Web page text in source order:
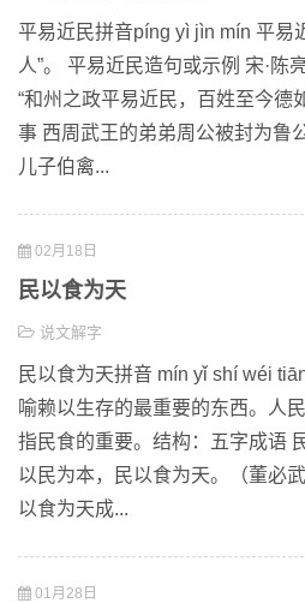
平易近民拼音píng yì jìn mín 平易
人”。 平易近民造句或示例 宋·陈
“和州之政平易近民，百姓至今德
事 西周武王的弟弟周公被封为鲁
儿子伯禽...
02月18日
民以食为天
说文解字
民以食为天拼音 mín yǐ shí wéi
喻赖以生存的最重要的东西。人
指民食的重要。结构：五字成语
以民为本，民以食为天。（董必
以食为天成...
01月28日